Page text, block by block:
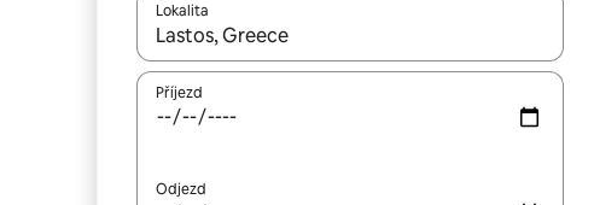
Lokalita
Až budou výsledky k dispozici, můžeš si je procházet
Příjezd
Odjezd